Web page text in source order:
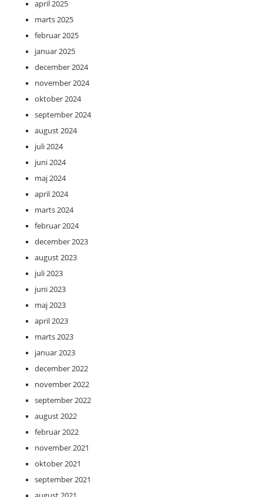
april 2025
marts 2025
februar 2025
januar 2025
december 2024
november 2024
oktober 2024
september 2024
august 2024
juli 2024
juni 2024
maj 2024
april 2024
marts 2024
februar 2024
december 2023
august 2023
juli 2023
juni 2023
maj 2023
april 2023
marts 2023
januar 2023
december 2022
november 2022
september 2022
august 2022
februar 2022
november 2021
oktober 2021
september 2021